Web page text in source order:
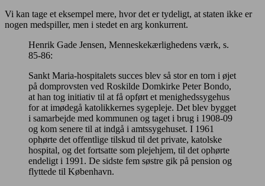
Vi kan tage et eksempel mere, hvor det er tydeligt, at staten ikke er
nogen medspiller, men i stedet en arg konkurrent.
Henrik Gade Jensen, Menneskekærlighedens værk, s.
85-86:
Sankt Maria-hospitalets succes blev så stor en torn i øjet
på domprovsten ved Roskilde Domkirke Peter Bondo,
at han tog initiativ til at få opført et menighedssygehus
for at imødegå katolikkernes sygepleje. Det blev bygget
i samarbejde med kommunen og taget i brug i 1908-09
og kom senere til at indgå i amtssygehuset. I 1961
ophørte det offentlige tilskud til det private, katolske
hospital, og det fortsatte som plejehjem, til det ophørte
endeligt i 1991. De sidste fem søstre gik på pension og
flyttede til København.